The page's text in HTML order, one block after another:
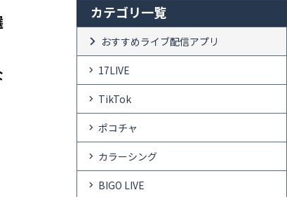
カテゴリ一覧
おすすめライブ配信アプリ
17LIVE
TikTok
ポコチャ
カラーシング
BIGO LIVE